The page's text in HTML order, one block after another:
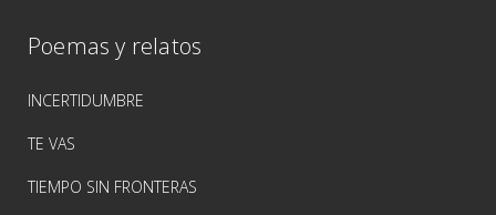
Poemas y relatos
INCERTIDUMBRE
TE VAS
TIEMPO SIN FRONTERAS